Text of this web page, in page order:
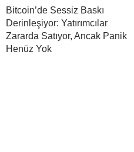
Bitcoin’de Sessiz Baskı
Derinleşiyor: Yatırımcılar
Zararda Satıyor, Ancak Panik
Henüz Yok